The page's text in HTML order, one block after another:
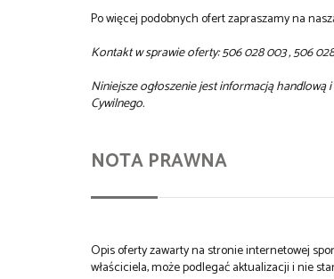
Po więcej podobnych ofert zapraszamy na
Kontakt w sprawie oferty: 506 028 003 , 506
Niniejsze ogłoszenie jest informacją
Cywilnego.
NOTA PRAWNA
Opis oferty zawarty na stronie internetowej
właściciela, może podlegać aktualizacji i nie